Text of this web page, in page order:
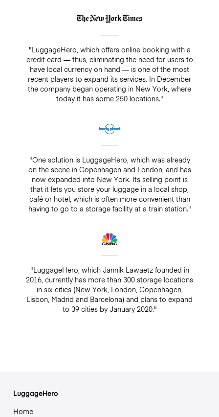
"LuggageHero, which offers online booking with a
credit card — thus, eliminating the need for users to
have local currency on hand — is one of the most
recent players to expand its services. In December
the company began operating in New York, where
today it has some 250 locations."
"One solution is LuggageHero, which was already
on the scene in Copenhagen and London, and has
now expanded into New York. Its selling point is
that it lets you store your luggage in a local shop,
café or hotel, which is often more convenient than
having to go to a storage facility at a train station."
"LuggageHero, which Jannik Lawaetz founded in
2016, currently has more than 300 storage locations
in six cities (New York, London, Copenhagen,
Lisbon, Madrid and Barcelona) and plans to expand
to 39 cities by January 2020."
LuggageHero
Home